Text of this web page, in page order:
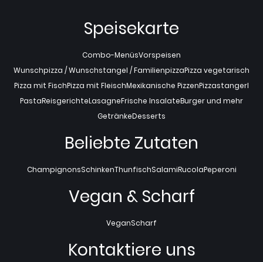
Speisekarte
Combo-MenüsVorspeisen
Wunschpizza / Wunschstangel / FamilienpizzaPizza vegetarisch
Pizza mit FischPizza mit FleischMexikanische PizzenPizzastangerl
PastaReisgerichteLasagneFrische InsalateBurger und mehr
GetränkeDesserts
Beliebte Zutaten
ChampignonsSchinkenThunfischSalamiRucolaPeperoni
Vegan & Scharf
VeganScharf
Kontaktiere uns